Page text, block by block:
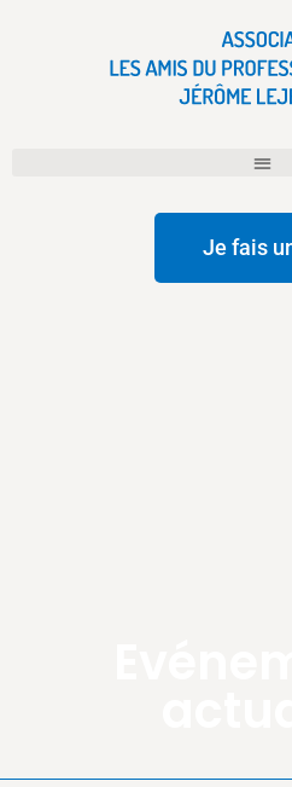
Je fais